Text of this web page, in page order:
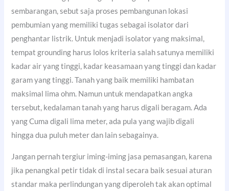
sembarangan, sebut saja proses pembangunan lokasi
pembumian yang memiliki tugas sebagai isolator dari
penghantar listrik. Untuk menjadi isolator yang maksimal,
tempat grounding harus lolos kriteria salah satunya memiliki
kadar air yang tinggi, kadar keasamaan yang tinggi dan kadar
garam yang tinggi. Tanah yang baik memiliki hambatan
maksimal lima ohm. Namun untuk mendapatkan angka
tersebut, kedalaman tanah yang harus digali beragam. Ada
yang Cuma digali lima meter, ada pula yang wajib digali
hingga dua puluh meter dan lain sebagainya.
Jangan pernah tergiur iming-iming jasa pemasangan, karena
jika penangkal petir tidak di instal secara baik sesuai aturan
standar maka perlindungan yang diperoleh tak akan optimal